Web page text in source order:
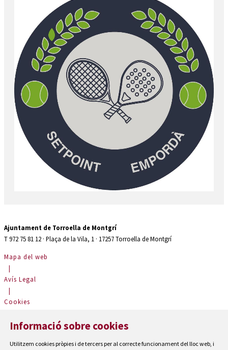
Ajuntament de Torroella de Montgrí
T 972 75 81 12 · Plaça de la Vila, 1 · 17257 Torroella de Montgrí
Mapa del web
|
Avís Legal
|
Cookies
Contactar
Accessibilitat
Informació sobre cookies
Utilitzem cookies pròpies i de tercers per al correcte funcionament del lloc web, i